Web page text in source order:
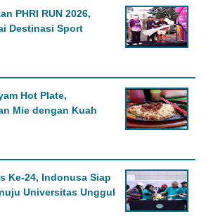
PHRI RUN 2026,
Destinasi Sport
Hot Plate,
Mie dengan Kuah
Ke-24, Indonusa Siap
Universitas Unggul